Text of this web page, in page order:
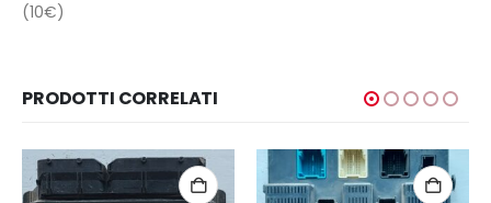
(10€)
PRODOTTI CORRELATI